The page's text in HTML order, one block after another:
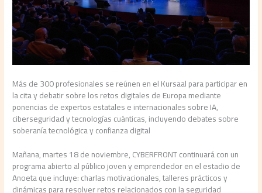
Más de 300 profesionales se reúnen en el Kursaal para participar en
la cita y debatir sobre los retos digitales de Europa mediante
ponencias de expertos estatales e internacionales sobre IA,
ciberseguridad y tecnologías cuánticas, incluyendo debates sobre
soberanía tecnológica y confianza digital
Mañana, martes 18 de noviembre, CYBERFRONT continuará con un
programa abierto al público joven y emprendedor en el estadio de
Anoeta que incluye: charlas motivacionales, talleres prácticos y
dinámicas para resolver retos relacionados con la seguridad